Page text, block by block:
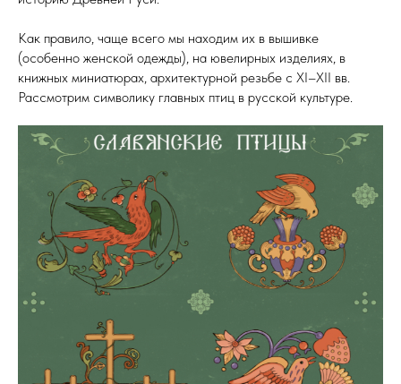
Как правило, чаще всего мы находим их в вышивке
(особенно женской одежды), на ювелирных изделиях, в
книжных миниатюрах, архитектурной резьбе с XI–XII вв.
Рассмотрим символику главных птиц в русской культуре.